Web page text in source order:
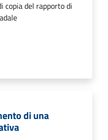
copia del rapporto di
di una